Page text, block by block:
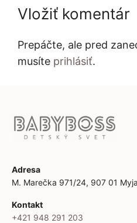
Vložiť komentár
Prepáčte, ale pred
musíte prihlásiť.
Adresa
M. Marečka 971/24, 907 01
Kontakt
+421 948 291 203